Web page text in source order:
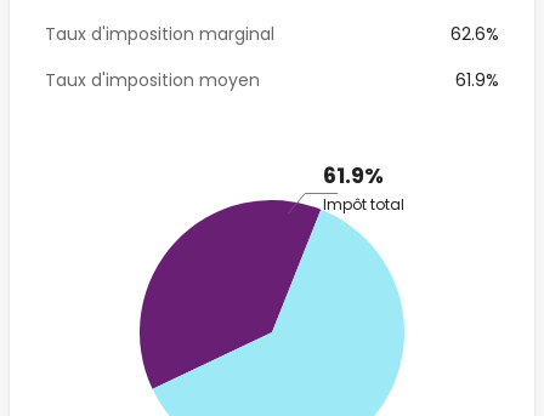
Taux d'imposition marginal
62.6%
Taux d'imposition moyen
61.9%
61.9%
Impôt total